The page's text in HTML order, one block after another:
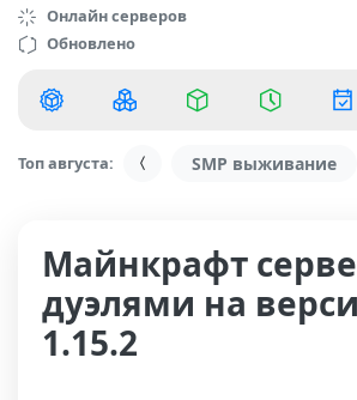
Онлайн серверов
Обновлено
Топ августа: SMP выживание
Майнкрафт
дуэлями на
1.15.2